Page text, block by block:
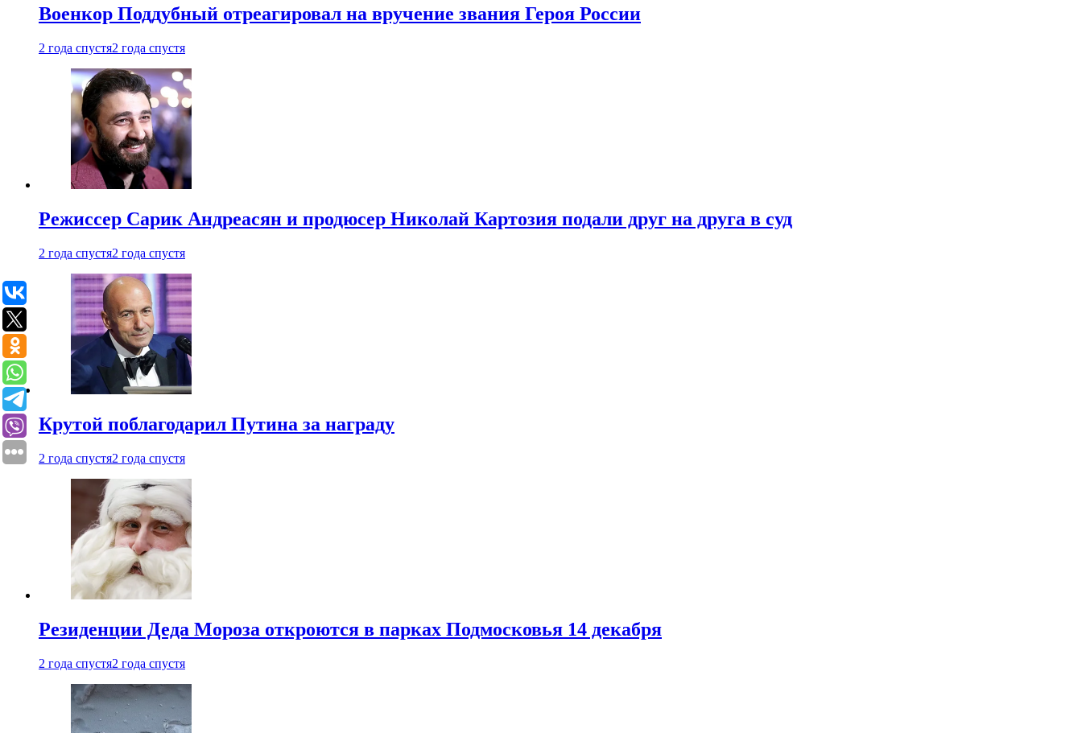
Военкор Поддубный отреагировал на вручение звания Героя России
2 года спустя2 года спустя
Режиссер Сарик Андреасян и продюсер Николай Картозия подали друг на друга в суд
2 года спустя2 года спустя
Крутой поблагодарил Путина за награду
2 года спустя2 года спустя
Резиденции Деда Мороза откроются в парках Подмосковья 14 декабря
2 года спустя2 года спустя